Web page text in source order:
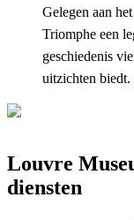
Gelegen aan
Triomphe een
geschiedenis
uitzichten biedt.
Louvre
diensten